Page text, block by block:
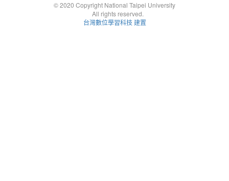
© 2020 Copyright National Taipei University
All rights reserved.
台灣數位學習科技 建置